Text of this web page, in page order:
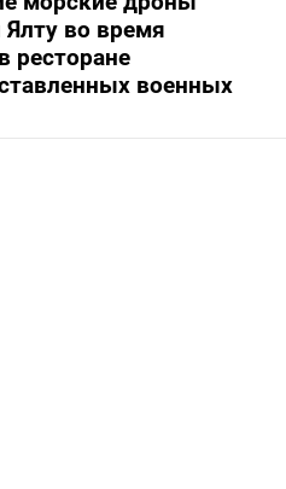
Ялту во время
ресторане
военных